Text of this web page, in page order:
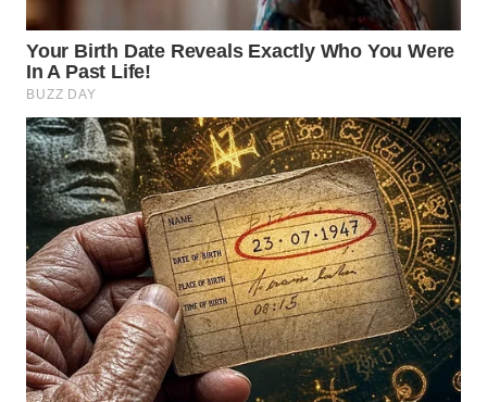
WN
TANGERANG
WN
BINJAI
WN
CIREBON
WN
INDRAMAYU
WN
KUNINGAN